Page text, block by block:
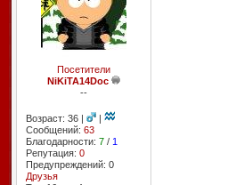
Посетители
NiKiTA14Doc
--
Возраст: 36 |
|
Сообщений: 63
Благодарности: 7/ 1
Репутация: 0
Предупреждений: 0
Друзья